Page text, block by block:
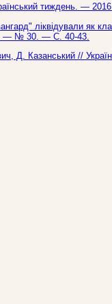
тиждень. —
ліквідували як
— № 30. — С. 40-43.
Д. Казанський //